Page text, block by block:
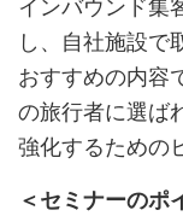
し、自社施設で
おすすめの内容
の旅行者に選ば
強化するための
＜セミナーのポ